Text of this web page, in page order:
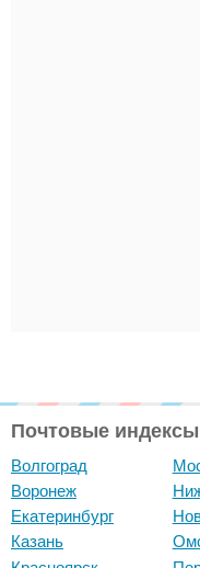
Почтовые
Волгоград
Воронеж
Екатеринбург
Казань